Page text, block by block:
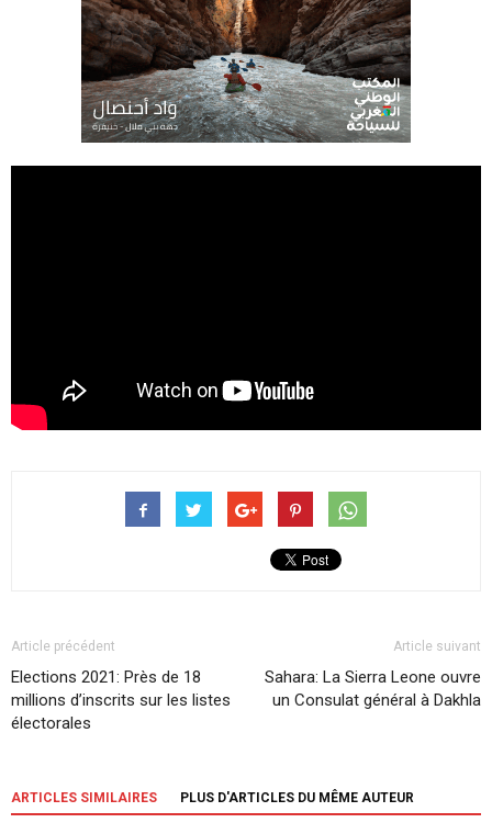
Article précédent
Elections 2021: Près de 18
millions d’inscrits sur les listes
électorales
Article suivant
Sahara: La Sierra Leone ouvre
un Consulat général à Dakhla
ARTICLES SIMILAIRES PLUS D'ARTICLES DU MÊME AUTEUR